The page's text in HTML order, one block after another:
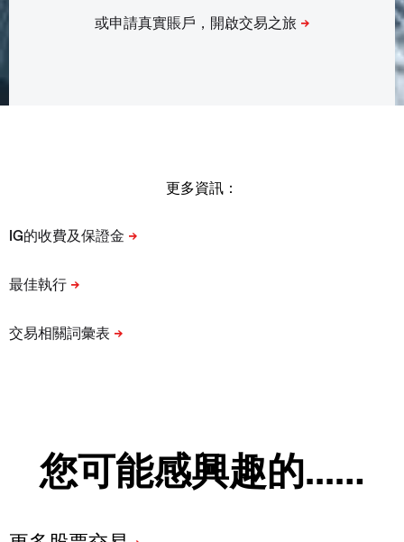
更多資訊：
您可能感興趣的...…